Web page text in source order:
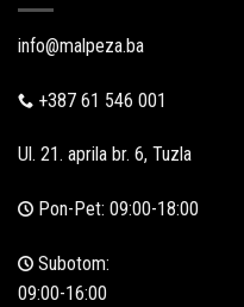
info@malpeza.ba
+387 61 546 001
Ul. 21. aprila br. 6, Tuzla
Pon-Pet: 09:00-18:00
Subotom:
09:00-16:00